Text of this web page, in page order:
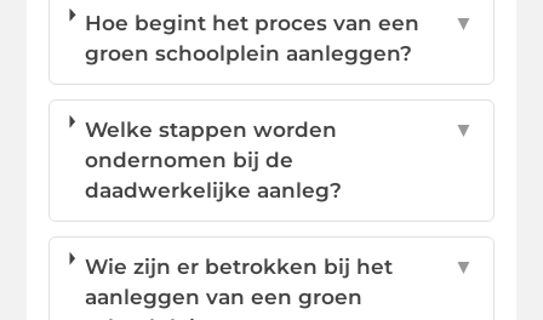
Hoe begint het proces van een
groen schoolplein aanleggen?
▼
Welke stappen worden
ondernomen bij de
daadwerkelijke aanleg?
▼
Wie zijn er betrokken bij het
aanleggen van een groen
▼